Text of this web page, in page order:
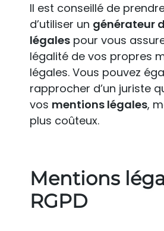
Il est conseillé de
d’utiliser un générateur
légales pour vous
légalité de vos propres
légales. Vous pouvez
rapprocher d’un juriste
vos mentions légales,
plus coûteux.
Mentions
RGPD